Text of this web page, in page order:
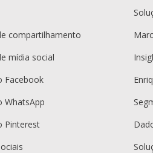
compartilhamento
mídia social
Facebook
WhatsApp
Pinterest